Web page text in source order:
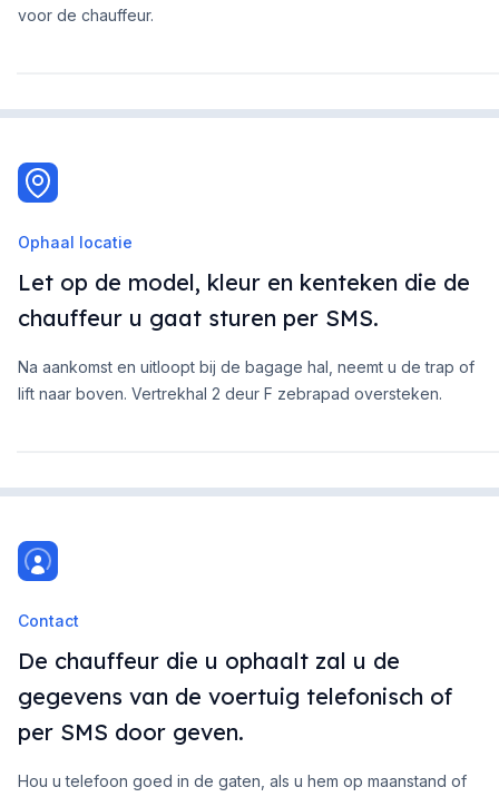
voor de chauffeur.
Ophaal locatie
Let op de model, kleur en kenteken die de
chauffeur u gaat sturen per SMS.
Na aankomst en uitloopt bij de bagage hal, neemt u de trap of
lift naar boven. Vertrekhal 2 deur F zebrapad oversteken.
Contact
De chauffeur die u ophaalt zal u de
gegevens van de voertuig telefonisch of
per SMS door geven.
Hou u telefoon goed in de gaten, als u hem op maanstand of